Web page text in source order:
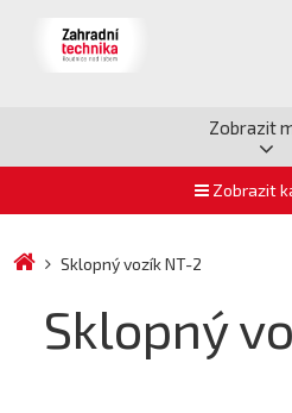
Zobrazit
Zobrazit
Sklopný vozík NT-2
Sklopný